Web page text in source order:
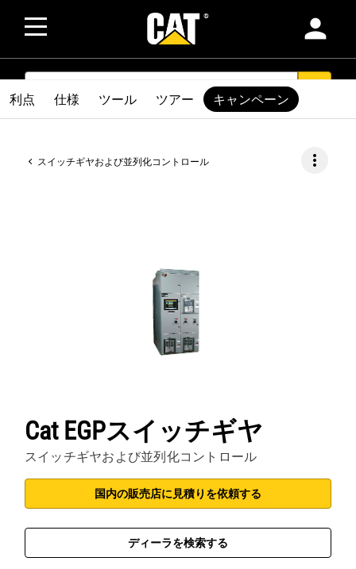
person
SEARCH
スイッチギヤおよび並列化コントロール more_vert
Cat EGPスイッチギヤ
スイッチギヤおよび並列化コントロール
国内の販売店に見積りを依頼する
ディーラを検索する
利点 仕様 ツール ツアー キャンペーン